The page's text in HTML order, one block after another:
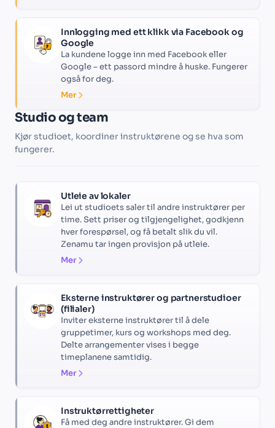
Innlogging med ett klikk via Facebook og
Google
La kundene logge inn med Facebook eller
Google – ett passord mindre å huske. Fungerer
også for deg.
Mer
Studio og team
Kjør studioet, koordiner instruktørene og se hva som
fungerer.
Utleie av lokaler
Lei ut studioets saler til andre instruktører per
time. Sett priser og tilgjengelighet, godkjenn
hver forespørsel, og få betalt slik du vil.
Zenamu tar ingen provisjon på utleie.
Mer
Eksterne instruktører og partnerstudioer
(filialer)
Inviter eksterne instruktører til å dele
gruppetimer, kurs og workshops med deg.
Delte arrangementer vises i begge
timeplanene samtidig.
Mer
Instruktørrettigheter
Få med deg andre instruktører. Gi dem